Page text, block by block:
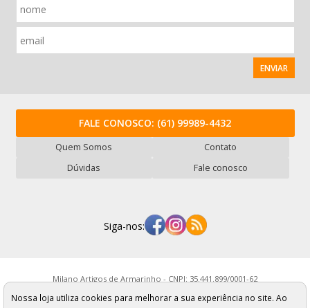
ENVIAR
FALE CONOSCO: (61) 99989-4432
Quem Somos
Contato
Dúvidas
Fale conosco
Siga-nos:
Milano Artigos de Armarinho - CNPJ: 35.441.899/0001-62
Os preços, quantidade em estoque e condições de pagamento
Nossa loja utiliza cookies para melhorar a sua experiência no site. Ao